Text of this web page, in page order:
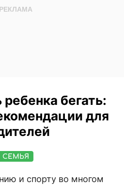
ребенка бегать:
для
СЕМЬЯ
и спорту во многом